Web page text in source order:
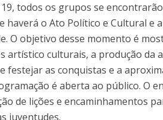
todos os grupos se
haverá o Ato Político e Cultural e
O objetivo desse momento é
artístico culturais, a produção da
festejar as conquistas e a
é aberta ao público. O
de lições e encaminhamentos
juventudes.